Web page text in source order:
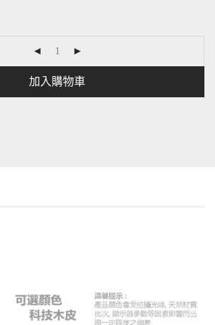
加入購物車